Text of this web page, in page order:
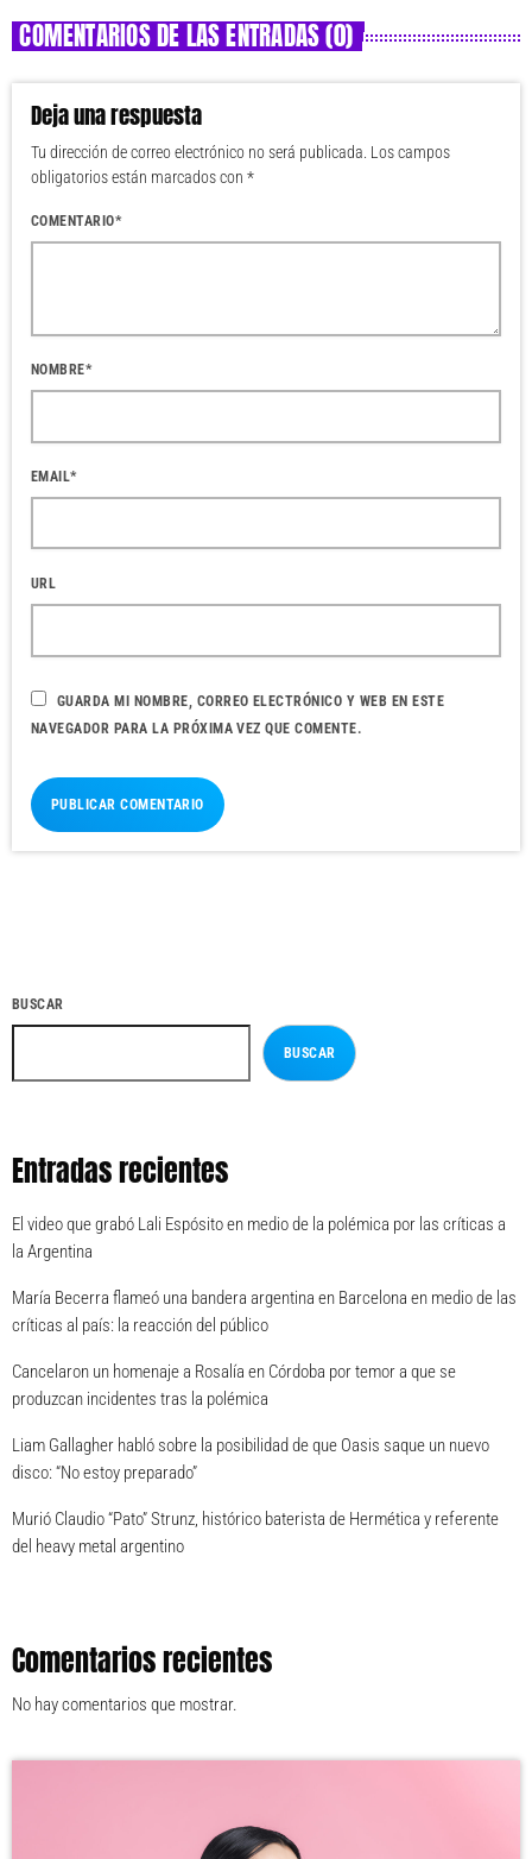
COMENTARIOS DE LAS ENTRADAS (0)
Deja una respuesta
Tu dirección de correo electrónico no será publicada. Los campos
obligatorios están marcados con *
COMENTARIO*
NOMBRE*
EMAIL*
URL
GUARDA MI NOMBRE, CORREO ELECTRÓNICO Y WEB EN ESTE
NAVEGADOR PARA LA PRÓXIMA VEZ QUE COMENTE.
BUSCAR
BUSCAR
Entradas recientes
El video que grabó Lali Espósito en medio de la polémica por las críticas a
la Argentina
María Becerra flameó una bandera argentina en Barcelona en medio de las
críticas al país: la reacción del público
Cancelaron un homenaje a Rosalía en Córdoba por temor a que se
produzcan incidentes tras la polémica
Liam Gallagher habló sobre la posibilidad de que Oasis saque un nuevo
disco: “No estoy preparado”
Murió Claudio “Pato” Strunz, histórico baterista de Hermética y referente
del heavy metal argentino
Comentarios recientes
No hay comentarios que mostrar.